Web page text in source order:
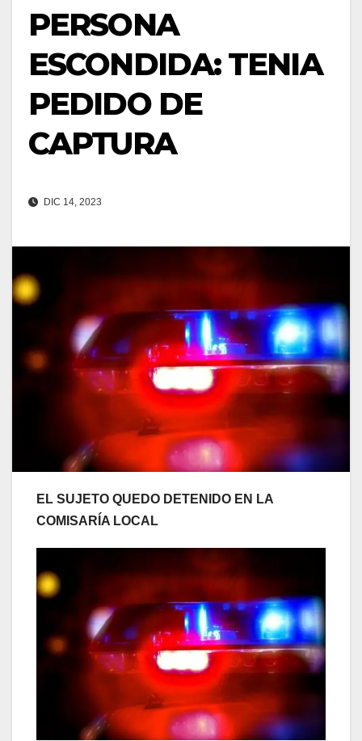
PERSONA
ESCONDIDA: TENIA
PEDIDO DE
CAPTURA
DIC 14, 2023
EL SUJETO QUEDO DETENIDO EN LA
COMISARÍA LOCAL